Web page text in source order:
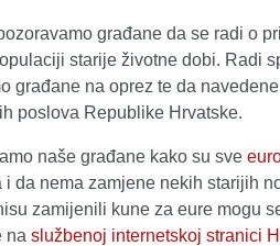
građane da se radi o
starije životne dobi. Radi
građane na oprez te da
poslova Republike Hrvatske.
naše građane kako su sve
i da nema zamjene nekih starijih
zamijenili kune za eure mogu
na službenoj internetskoj stranici